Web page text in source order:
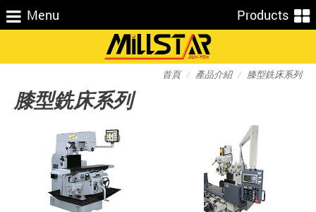
Menu Products
首頁 產品介紹 膝型銑床系列
膝型銑床系列